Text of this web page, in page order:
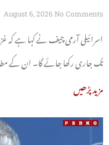
August 6, 2026 No Comments
اسرائیلی آرمی چیف نے کہا ہے
تک جاری رکھا جائے گا۔ ان کے
مزید پڑھیں